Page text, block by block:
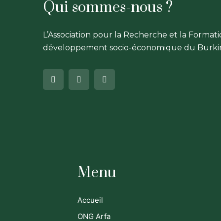
Qui sommes-nous ?
L’Association pour la Recherche et la
développement socio-économique du
Menu
Accueil
ONG Arfa